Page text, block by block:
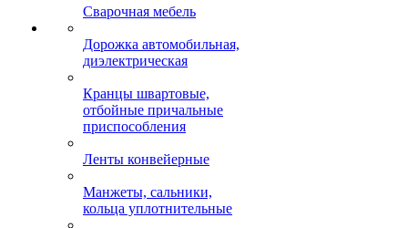
Сварочная мебель
Дорожка автомобильная,
диэлектрическая
Кранцы швартовые,
отбойные причальные
приспособления
Ленты конвейерные
Манжеты, сальники,
кольца уплотнительные